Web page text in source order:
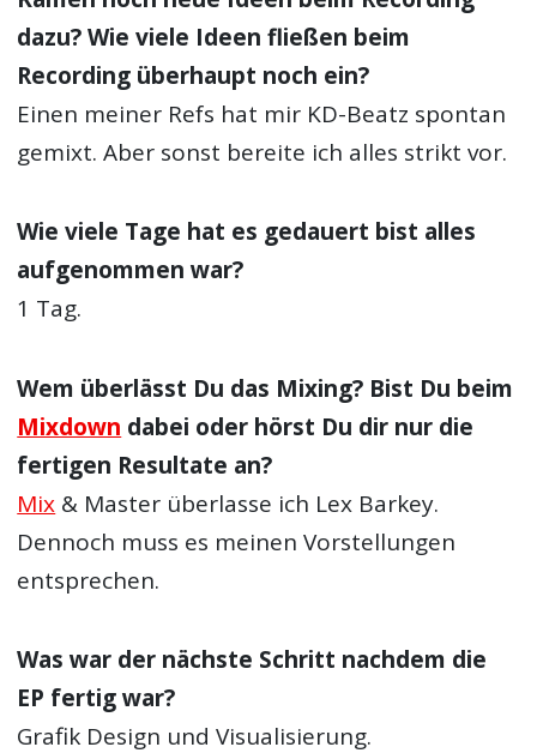
dazu? Wie viele Ideen fließen beim
Recording überhaupt noch ein?
Einen meiner Refs hat mir KD-Beatz spontan
gemixt. Aber sonst bereite ich alles strikt vor.
Wie viele Tage hat es gedauert bist alles
aufgenommen war?
1 Tag.
Wem überlässt Du das Mixing? Bist Du beim
Mixdown dabei oder hörst Du dir nur die
fertigen Resultate an?
Mix & Master überlasse ich Lex Barkey.
Dennoch muss es meinen Vorstellungen
entsprechen.
Was war der nächste Schritt nachdem die
EP fertig war?
Grafik Design und Visualisierung.